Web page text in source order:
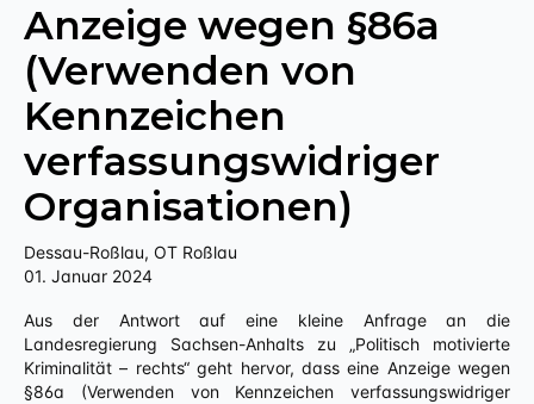
Anzeige wegen §86a
(Verwenden von
Kennzeichen
verfassungswidriger
Organisationen)
Dessau-Roßlau, OT Roßlau
01. Januar 2024
Aus der Antwort auf eine kleine Anfrage an die
Landesregierung Sachsen-Anhalts zu „Politisch motivierte
Kriminalität – rechts“ geht hervor, dass eine Anzeige wegen
§86a (Verwenden von Kennzeichen verfassungswidriger